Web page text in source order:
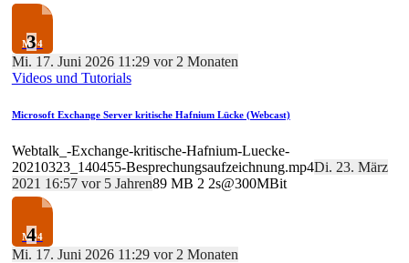
3
Mi. 17. Juni 2026 11:29 vor 2 Monaten
Videos und Tutorials
Microsoft Exchange Server kritische Hafnium Lücke (Webcast)
Webtalk_-Exchange-kritische-Hafnium-Luecke-
20210323_140455-Besprechungsaufzeichnung.mp4Di. 23. März
2021 16:57 vor 5 Jahren89 MB 2 2s@300MBit
4
Mi. 17. Juni 2026 11:29 vor 2 Monaten